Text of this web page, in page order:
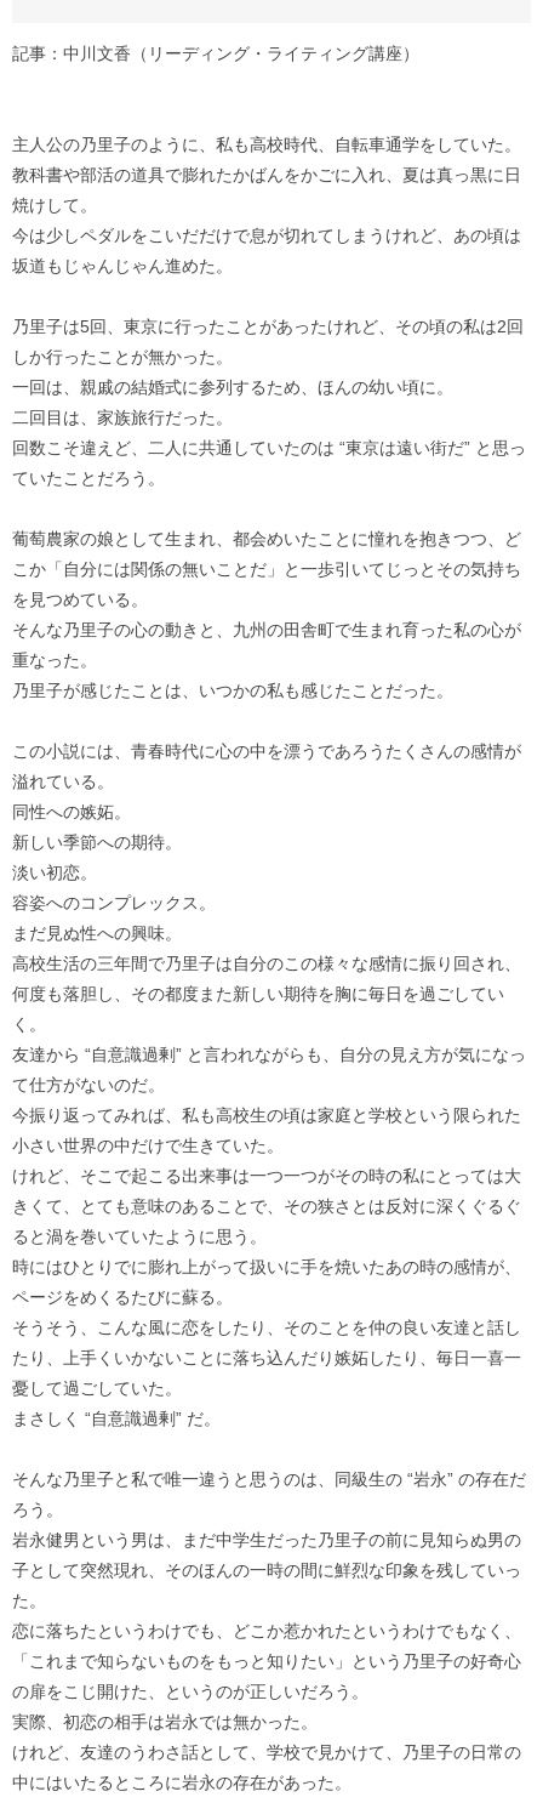
記事：中川文香（リーディング・ライティング講座）
主人公の乃里子のように、私も高校時代、自転車通学をしていた。
教科書や部活の道具で膨れたかばんをかごに入れ、夏は真っ黒に日
焼けして。
今は少しペダルをこいだだけで息が切れてしまうけれど、あの頃は
坂道もじゃんじゃん進めた。
乃里子は5回、東京に行ったことがあったけれど、その頃の私は2回
しか行ったことが無かった。
一回は、親戚の結婚式に参列するため、ほんの幼い頃に。
二回目は、家族旅行だった。
回数こそ違えど、二人に共通していたのは “東京は遠い街だ” と思っ
ていたことだろう。
葡萄農家の娘として生まれ、都会めいたことに憧れを抱きつつ、ど
こか「自分には関係の無いことだ」と一歩引いてじっとその気持ち
を見つめている。
そんな乃里子の心の動きと、九州の田舎町で生まれ育った私の心が
重なった。
乃里子が感じたことは、いつかの私も感じたことだった。
この小説には、青春時代に心の中を漂うであろうたくさんの感情が
溢れている。
同性への嫉妬。
新しい季節への期待。
淡い初恋。
容姿へのコンプレックス。
まだ見ぬ性への興味。
高校生活の三年間で乃里子は自分のこの様々な感情に振り回され、
何度も落胆し、その都度また新しい期待を胸に毎日を過ごしてい
く。
友達から “自意識過剰” と言われながらも、自分の見え方が気になっ
て仕方がないのだ。
今振り返ってみれば、私も高校生の頃は家庭と学校という限られた
小さい世界の中だけで生きていた。
けれど、そこで起こる出来事は一つ一つがその時の私にとっては大
きくて、とても意味のあることで、その狭さとは反対に深くぐるぐ
ると渦を巻いていたように思う。
時にはひとりでに膨れ上がって扱いに手を焼いたあの時の感情が、
ページをめくるたびに蘇る。
そうそう、こんな風に恋をしたり、そのことを仲の良い友達と話し
たり、上手くいかないことに落ち込んだり嫉妬したり、毎日一喜一
憂して過ごしていた。
まさしく “自意識過剰” だ。
そんな乃里子と私で唯一違うと思うのは、同級生の “岩永” の存在だ
ろう。
岩永健男という男は、まだ中学生だった乃里子の前に見知らぬ男の
子として突然現れ、そのほんの一時の間に鮮烈な印象を残していっ
た。
恋に落ちたというわけでも、どこか惹かれたというわけでもなく、
「これまで知らないものをもっと知りたい」という乃里子の好奇心
の扉をこじ開けた、というのが正しいだろう。
実際、初恋の相手は岩永では無かった。
けれど、友達のうわさ話として、学校で見かけて、乃里子の日常の
中にはいたるところに岩永の存在があった。